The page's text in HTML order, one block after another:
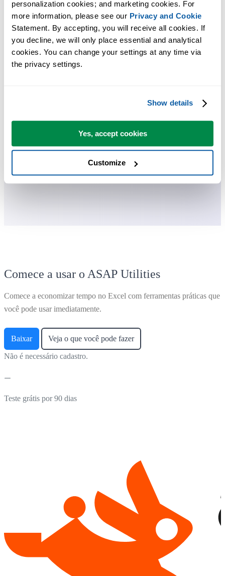
personalization cookies; and marketing cookies. For
more information, please see our Privacy and Cookie
Statement. By accepting, you will receive all cookies. If
you decline, we will only place essential and analytical
cookies. You can change your settings at any time via
the privacy settings.
Show details
Yes, accept cookies
Customize
Economize tempo no Excel. Simples assim.
O ASAP Utilities ajuda você a economizar tempo e fazer coisas que o
Excel por si só não consegue fazer.
Usado por equipes em mais de 28.500 organizações.
Comece a usar o ASAP Utilities
Comece a economizar tempo no Excel com ferramentas práticas que
você pode usar imediatamente.
Baixar Veja o que você pode fazer
Não é necessário cadastro.
Teste grátis por 90 dias